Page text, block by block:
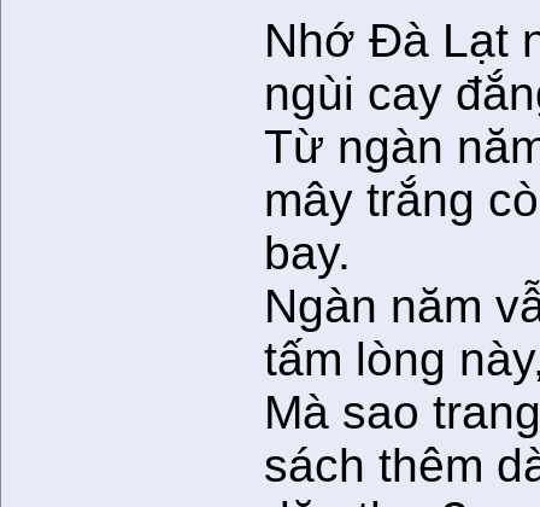
Nhớ Ðà Lạt
ngùi cay
Từ ngàn
mây trắng
bay.
Ngàn năm
tấm lòng
Mà sao
sách thêm